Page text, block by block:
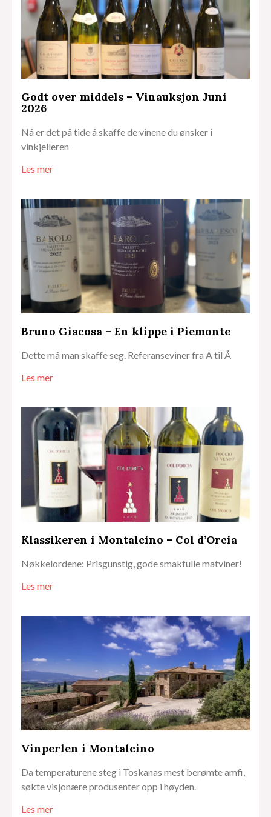
Godt over middels – Vinauksjon Juni
2026
Nå er det på tide å skaffe de vinene du ønsker i
vinkjelleren
Les mer
Bruno Giacosa – En klippe i Piemonte
Dette må man skaffe seg. Referanseviner fra A til Å
Les mer
Klassikeren i Montalcino – Col d’Orcia
Nøkkelordene: Prisgunstig, gode smakfulle matviner!
Les mer
Vinperlen i Montalcino
Da temperaturene steg i Toskanas mest berømte amfi,
søkte visjonære produsenter opp i høyden.
Les mer